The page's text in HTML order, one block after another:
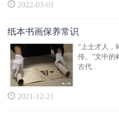
2022-03-01
纸本书画保养常识
“上士才人，
传。”文中的
古代..
2021-12-21